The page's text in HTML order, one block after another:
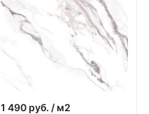
1 490 руб. / м2